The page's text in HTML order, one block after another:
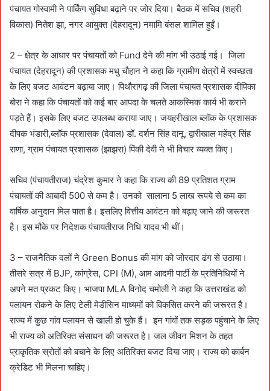
पंचायत गोस्वामी ने पार्किंग सुविधा बढ़ाने पर जोर दिया। बैठक में सचिव (शहरी
विकास) नितेश झा, नगर आयुक्त (देहरादून) नमामि बंसल शामिल हुईं।
2 – क्षेत्र के आधार पर पंचायतों को Fund देने की मांग भी उठाई गई। जिला
पंचायत (देहरादून) की प्रशासक मधु चौहान ने कहा कि ग्रामीण क्षेत्रों में स्वच्छता
के लिए बजट आवंटन बढ़ाया जाए। पिथौरागढ़ की जिला पंचायत प्रशासक दीपिका
बोरा ने कहा कि पंचायतों को कई बार आपदा के चलते आकस्मिक कार्य भी कराने
पड़ते हैं। इसके लिए बजट उपलब्ध कराया जाए। जयहरीखाल ब्लॉक के प्रशासक
दीपक भंडारी,ब्लॉक प्रशासक (देवाल) डॉ. दर्शन सिंह दानू, द्वारीखाल महेंद्र सिंह
राणा, ग्राम पंचायत प्रशासक (झाझरा) पिंकी देवी ने भी विचार व्यक्त किए।
सचिव (पंचायतीराज) चंद्रेश कुमार ने कहा कि राज्य की 89 प्रतिशत ग्राम
पंचायतों की आबादी 500 से कम है। उनको सालाना 5 लाख रूपये से कम का
वार्षिक अनुदान मिल पाता है। इसलिए वित्तीय आवंटन को बढ़ाए जाने की जरूरत
है। इस मौके पर निदेशक पंचायतीराज निधि यादव भी थीं।
3 – राजनैतिक दलों ने Green Bonus की मांग को जोरदार ढंग से उठाया।
तीसरे सत्र में BJP, कांग्रेस, CPI (M), आम आदमी पार्टी के प्रतिनिधियों ने
अपने मत प्रकट किए। भाजपा MLA विनोद चमोली ने कहा कि उत्तराखंड को
पलायन रोकने के लिए टेली मेडीसिन माध्यमों को विकसित करने की जरूरत है।
राज्य में कुछ गांव पलायन से खाली हो चुके हैं। इन गांवों तक सड़क पहुंचाने के लिए
भी राज्य को अतिरिक्त संसाधन की जरूरत है। जल जीवन मिशन के तहत
प्राकृतिक स्रोतों को बचाने के लिए अतिरिक्त बजट दिया जाए। राज्य को कार्बन
क्रेडिट भी मिलना चाहिए।